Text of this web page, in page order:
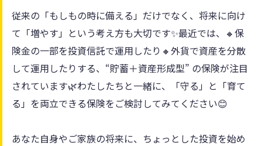
従来の「もしもの時に備える」だけでなく、将来に向け
て「増やす」という考え方も大切です✨最近では、🔸保
険金の一部を投資信託で運用したり🔸外貨で資産を分散
して運用したりする、“貯蓄＋資産形成型” の保険が注目
されています🌿わたしたちと一緒に、「守る」と「育て
る」を両立できる保険をご検討してみてください😊
あなた自身やご家族の将来に、ちょっとした投資を始め